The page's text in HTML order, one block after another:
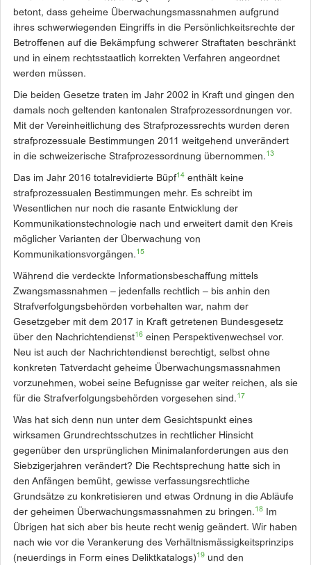
betont, dass geheime Überwachungsmassnahmen aufgrund
ihres schwerwiegenden Eingriffs in die Persönlichkeitsrechte der
Betroffenen auf die Bekämpfung schwerer Straftaten beschränkt
und in einem rechtsstaatlich korrekten Verfahren angeordnet
werden müssen.
Die beiden Gesetze traten im Jahr 2002 in Kraft und gingen den
damals noch geltenden kantonalen Strafprozessordnungen vor.
Mit der Vereinheitlichung des Strafprozessrechts wurden deren
strafprozessuale Bestimmungen 2011 weitgehend unverändert
in die schweizerische Strafprozessordnung übernommen. 13
Das im Jahr 2016 totalrevidierte Büpf14 enthält keine
strafprozessualen Bestimmungen mehr. Es schreibt im
Wesentlichen nur noch die rasante Entwicklung der
Kommunikationstechnologie nach und erweitert damit den Kreis
möglicher Varianten der Überwachung von
Kommunikationsvorgängen. 15
Während die verdeckte In­formationsbeschaffung mittels
Zwangsmassnahmen – jedenfalls rechtlich – bis anhin den
Strafverfolgungsbehörden vorbehalten war, nahm der
Gesetzgeber mit dem 2017 in Kraft getretenen Bundesgesetz
über den Nachrichtendienst16 einen Perspektivenwechsel vor.
Neu ist auch der Nachrichtendienst berechtigt, selbst ohne
konkreten Tatverdacht geheime Überwachungsmassnahmen
vorzunehmen, wobei seine Befugnisse gar weiter reichen, als sie
für die Strafverfolgungsbehörden vorgesehen sind. 17
Was hat sich denn nun unter dem Gesichtspunkt eines
wirksamen Grundrechtsschutzes in rechtlicher Hinsicht
gegenüber den ursprünglichen Minimal­anforderungen aus den
Siebzigerjahren verändert? Die Rechtsprechung hatte sich in
den Anfängen bemüht, gewisse verfassungsrechtliche
Grundsätze zu konkretisieren und etwas Ordnung in die Abläufe
der geheimen Überwachungsmassnahmen zu bringen. 18
Im
Übrigen hat sich aber bis ­heute recht wenig geändert. Wir haben
nach wie vor die Verankerung des Verhältnismässigkeitsprinzips
(neuerdings in Form eines Deliktkatalogs)19 und den